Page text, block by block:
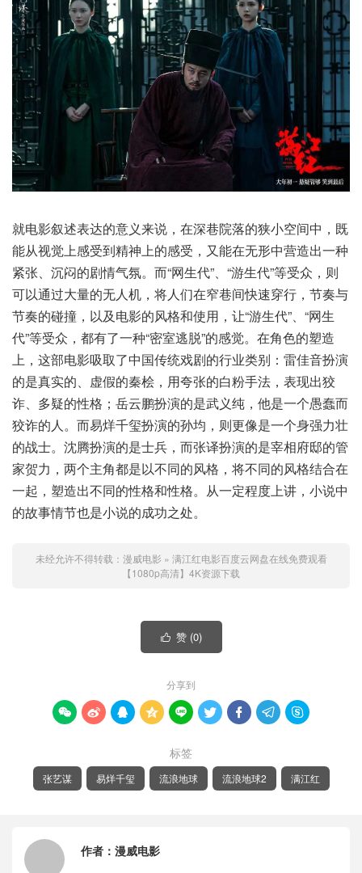
就电影叙述表达的意义来说，在深巷院落的狭小空间中，既
能从视觉上感受到精神上的感受，又能在无形中营造出一种
紧张、沉闷的剧情气氛。而“网生代”、“游生代”等受众，则
可以通过大量的无人机，将人们在窄巷间快速穿行，节奏与
节奏的碰撞，以及电影的风格和使用，让“游生代”、“网生
代”等受众，都有了一种“密室逃脱”的感觉。在角色的塑造
上，这部电影吸取了中国传统戏剧的行业类别：雷佳音扮演
的是真实的、虚假的秦桧，用夸张的白粉手法，表现出狡
诈、多疑的性格；岳云鹏扮演的是武义纯，他是一个愚蠢而
狡诈的人。而易烊千玺扮演的孙均，则更像是一个身强力壮
的战士。沈腾扮演的是士兵，而张译扮演的是宰相府邸的管
家贺力，两个主角都是以不同的风格，将不同的风格结合在
一起，塑造出不同的性格和性格。从一定程度上讲，小说中
的故事情节也是小说的成功之处。
未经允许不得转载： 漫威电影 » 满江红电影百度云网盘在线免费观看
【1080p高清】4K资源下载
 赞 (0)
分享到
        
标签
张艺谋 易烊千玺 流浪地球 流浪地球2 满江红
作者： 漫威电影